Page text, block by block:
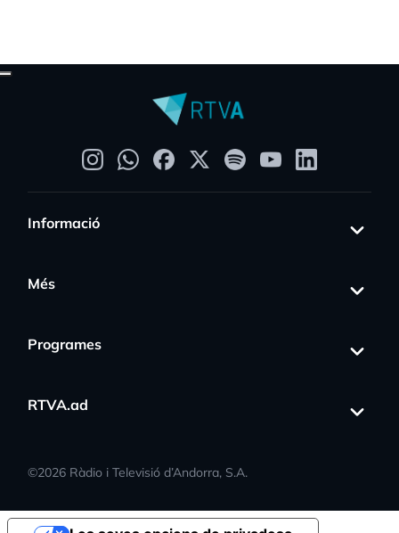
Informació
Més
Programes
RTVA.ad
©2026 Ràdio i Televisió d’Andorra, S.A.